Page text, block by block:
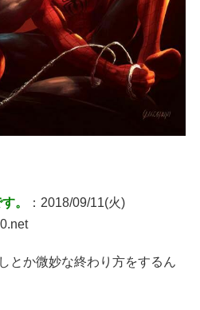
。
：2018/09/11(火)
とか微妙な終わり方をするん